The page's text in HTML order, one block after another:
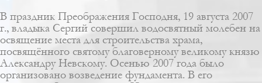
В праздник Преображения Господня, 19 августа 2007
г., владыка Сергий совершил водосвятный молебен на
освящение места для строительства храма,
посвящённого святому благоверному великому князю
Александру Невскому. Осенью 2007 года было
организовано возведение фундамента. В его